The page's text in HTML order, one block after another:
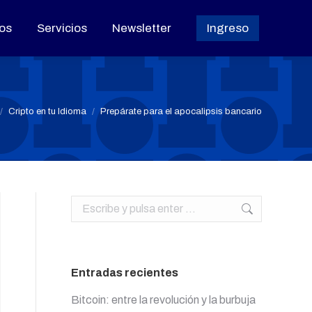
Servicios Newsletter Ingreso
aquí:
Cripto en tu Idioma Prepárate para el apocalipsis bancario
Buscar:
Entradas recientes
Bitcoin: entre la revolución y la burbuja
Servicios Newsletter Ingreso